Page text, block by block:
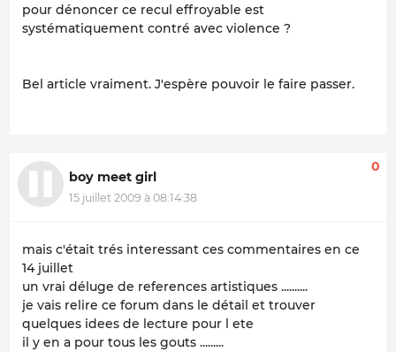
pour dénoncer ce recul effroyable est
systématiquement contré avec violence ?
Bel article vraiment. J'espère pouvoir le faire passer.
boy meet girl
15 juillet 2009 à 08:14:38
0
mais c'était trés interessant ces commentaires en ce
14 juillet
un vrai déluge de references artistiques ..........
je vais relire ce forum dans le détail et trouver
quelques idees de lecture pour l ete
il y en a pour tous les gouts .........